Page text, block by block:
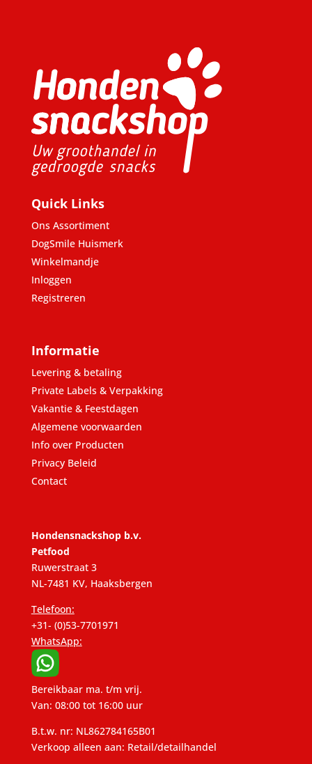
Quick Links
Ons Assortiment
DogSmile Huismerk
Winkelmandje
Inloggen
Registreren
Informatie
Levering & betaling
Private Labels & Verpakking
Vakantie & Feestdagen
Algemene voorwaarden
Info over Producten
Privacy Beleid
Contact
Hondensnackshop b.v.
Petfood
Ruwerstraat 3
NL-7481 KV, Haaksbergen
Telefoon:
+31- (0)53-7701971
WhatsApp:
Bereikbaar ma. t/m vrij.
Van: 08:00 tot 16:00 uur
B.t.w. nr: NL862784165B01
Verkoop alleen aan: Retail/detailhandel